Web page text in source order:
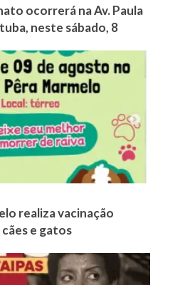
ocorrerá na Av. Paula
neste sábado, 8
realiza vacinação
e gatos